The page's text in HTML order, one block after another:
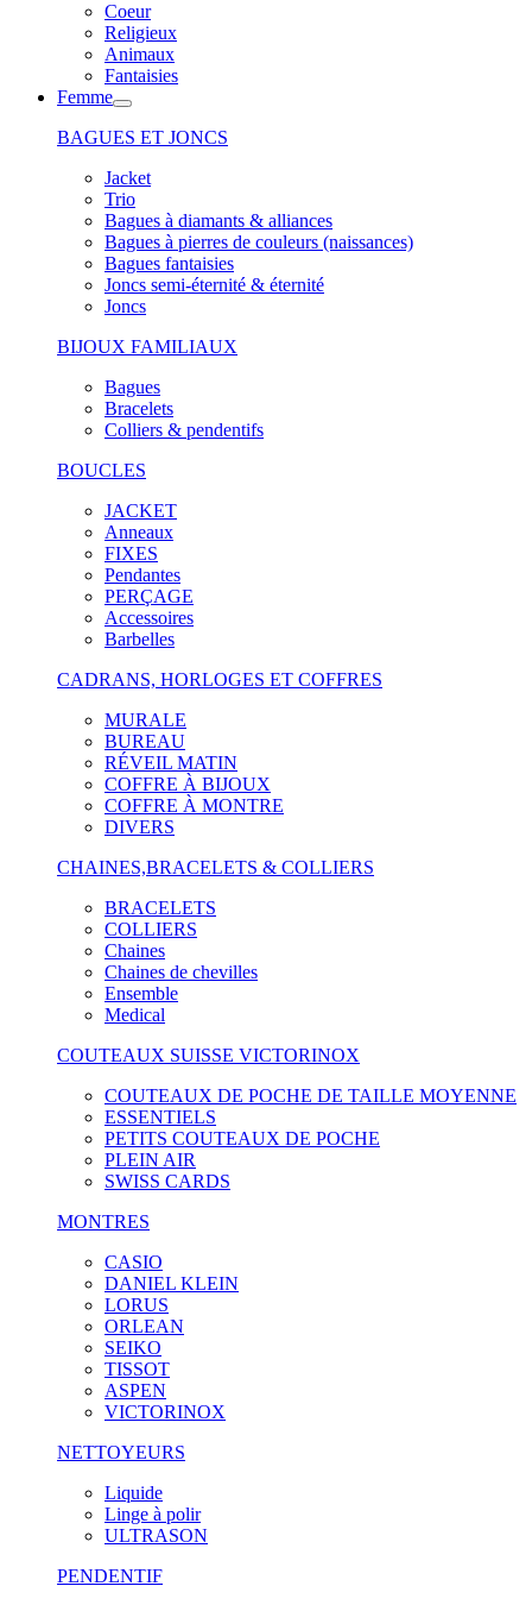
Coeur
Religieux
Animaux
Fantaisies
Femme
BAGUES ET JONCS
Jacket
Trio
Bagues à diamants & alliances
Bagues à pierres de couleurs (naissances)
Bagues fantaisies
Joncs semi-éternité & éternité
Joncs
BIJOUX FAMILIAUX
Bagues
Bracelets
Colliers & pendentifs
BOUCLES
JACKET
Anneaux
FIXES
Pendantes
PERÇAGE
Accessoires
Barbelles
CADRANS, HORLOGES ET COFFRES
MURALE
BUREAU
RÉVEIL MATIN
COFFRE À BIJOUX
COFFRE À MONTRE
DIVERS
CHAINES,BRACELETS & COLLIERS
BRACELETS
COLLIERS
Chaines
Chaines de chevilles
Ensemble
Medical
COUTEAUX SUISSE VICTORINOX
COUTEAUX DE POCHE DE TAILLE MOYENNE
ESSENTIELS
PETITS COUTEAUX DE POCHE
PLEIN AIR
SWISS CARDS
MONTRES
CASIO
DANIEL KLEIN
LORUS
ORLEAN
SEIKO
TISSOT
ASPEN
VICTORINOX
NETTOYEURS
Liquide
Linge à polir
ULTRASON
PENDENTIF